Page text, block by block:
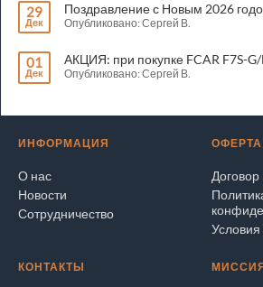
29
Дек
Поздравление с Новым 2026
Опубликовано: Сергей В.
01
Дек
АКЦИЯ: при покупке FCAR F7S-
Опубликовано: Сергей В.
ИНФОРМАЦИЯ
О нас
Новости
Сотрудничество
Условия
КОНТАКТЫ